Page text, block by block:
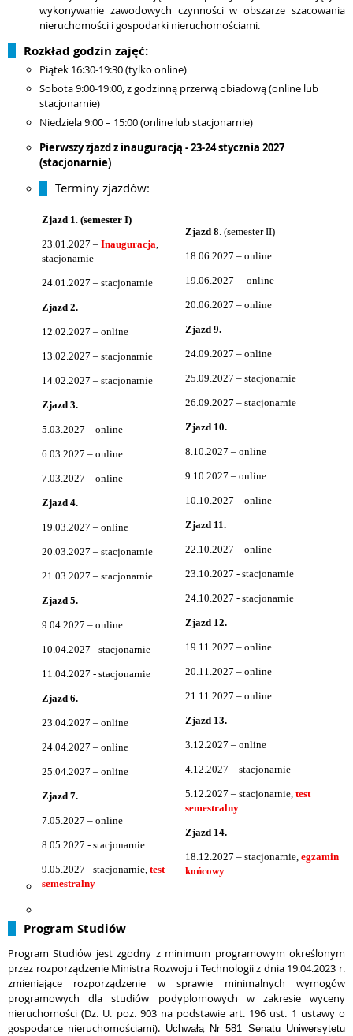
wykonywanie zawodowych czynności w obszarze szacowania
nieruchomości i gospodarki nieruchomościami.
Rozkład godzin zajęć:
Piątek 16:30-19:30 (tylko online)
Sobota 9:00-19:00, z godzinną przerwą obiadową (online lub
stacjonarnie)
Niedziela 9:00 – 15:00 (online lub stacjonarnie)
Pierwszy zjazd z inauguracją - 23-24 stycznia 2027
(stacjonarnie)
Terminy zjazdów:
Zjazd 1. (semester I)
23.01.2027 – Inauguracja,
stacjonarnie
24.01.2027 – stacjonarnie
Zjazd 2.
12.02.2027 – online
13.02.2027 – stacjonarnie
14.02.2027 – stacjonarnie
Zjazd 3.
5.03.2027 – online
6.03.2027 – online
7.03.2027 – online
Zjazd 4.
19.03.2027 – online
20.03.2027 – stacjonarnie
21.03.2027 – stacjonarnie
Zjazd 5.
9.04.2027 – online
10.04.2027 - stacjonarnie
11.04.2027 - stacjonarnie
Zjazd 6.
23.04.2027 – online
24.04.2027 – online
25.04.2027 – online
Zjazd 7.
7.05.2027 – online
8.05.2027 - stacjonarnie
9.05.2027 - stacjonarnie, test
semestralny
Zjazd 8. (semester II)
18.06.2027 – online
19.06.2027 – online
20.06.2027 – online
Zjazd 9.
24.09.2027 – online
25.09.2027 – stacjonarnie
26.09.2027 – stacjonarnie
Zjazd 10.
8.10.2027 – online
9.10.2027 – online
10.10.2027 – online
Zjazd 11.
22.10.2027 – online
23.10.2027 - stacjonarnie
24.10.2027 - stacjonarnie
Zjazd 12.
19.11.2027 – online
20.11.2027 – online
21.11.2027 – online
Zjazd 13.
3.12.2027 – online
4.12.2027 – stacjonarnie
5.12.2027 – stacjonarnie, test
semestralny
Zjazd 14.
18.12.2027 – stacjonarnie, egzamin
końcowy
Program Studiów
Program Studiów jest zgodny z minimum programowym określonym
przez rozporządzenie Ministra Rozwoju i Technologii z dnia 19.04.2023 r.
zmieniające rozporządzenie w sprawie minimalnych wymogów
programowych dla studiów podyplomowych w zakresie wyceny
nieruchomości (Dz. U. poz. 903 na podstawie art. 196 ust. 1 ustawy o
gospodarce nieruchomościami). Uchwałą Nr 581 Senatu Uniwersytetu